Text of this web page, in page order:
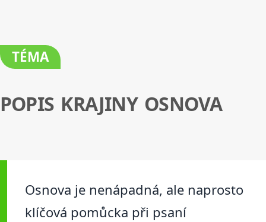
TÉMA
POPIS KRAJINY OSNOVA
Osnova je nenápadná, ale naprosto
klíčová pomůcka při psaní